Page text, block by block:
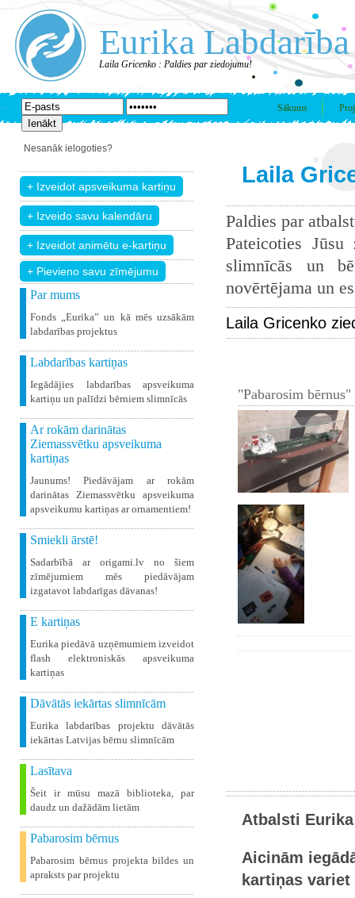
Eurika Labdarība
Laila Gricenko : Paldies par ziedojumu!
Sākums
Nesanāk ielogoties?
+ Pievieno savu zīmējumu
Par mums
Fonds „Eurika” un kā mēs uzsākām
labdarības projektus
Labdarības kartiņas
Iegādājies labdarības apsveikuma
kartiņu un palīdzi bērniem slimnīcās
Ar rokām darinātas
Ziemassvētku apsveikuma
kartiņas
Jaunums! Piedāvājam ar rokām
darinātas Ziemassvētku apsveikuma
apsveikumu kartiņas ar ornamentiem!
Smiekli ārstē!
Sadarbībā ar origami.lv no šiem
zīmējumiem mēs piedāvājam
izgatavot labdarīgas dāvanas!
E kartiņas
Eurika piedāvā uzņēmumiem izveidot
flash elektroniskās apsveikuma
kartiņas
Dāvātās iekārtas slimnīcām
Eurika labdarības projektu dāvātās
iekārtas Latvijas bērnu slimnīcām
Lasītava
Šeit ir mūsu mazā biblioteka, par
daudz un dažādām lietām
Pabarosim bērnus
Pabarosim bērnus projekta bildes un
apraksts par projektu
Laila
Paldies par
Pateicoties
slimnīcās un
novērtējama un
Laila Gricenko
"Pabarosim
Atbalsti
Aicinām
kartiņas variet